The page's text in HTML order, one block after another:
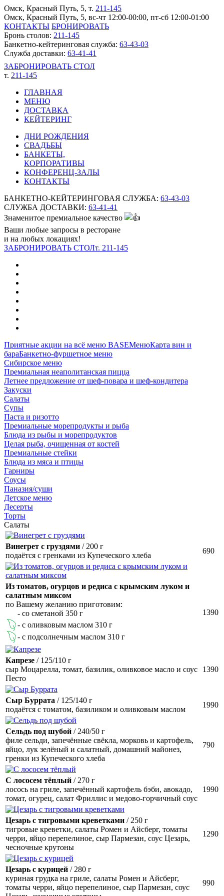
Омск, Красный Путь, 5, т. 211-145
Омск, Красный Путь, 5, вс-чт 12:00-00:00, пт-сб 12:00-01:00
КОНТАКТЫ БРОНИРОВАТЬ
Бронь столов: 211-145
Банкетно-кейтеринговая служба: 63-43-03
Служба доставки: 63-41-41
ЗАБРОНИРОВАТЬ СТОЛ
т. 211-145
ГЛАВНАЯ
МЕНЮ
ДОСТАВКА
КЕЙТЕРИНГ
ДНИ РОЖДЕНИЯ
СВАДЬБЫ
БАНКЕТЫ,
КОРПОРАТИВЫ
КОНФЕРЕНЦ-ЗАЛЫ
КОНТАКТЫ
БАНКЕТНО-КЕЙТЕРИНГОВАЯ СЛУЖБА: 63-43-03
СЛУЖБА ДОСТАВКИ: 63-41-41
Знаменитое премиальное качество
Ваши любые запросы в ресторане
и на любых локациях!
ЗАБРОНИРОВАТЬ СТОЛт. 211-145
Приятные акции на всё меню BASEМенюКарта вин и
бараБанкетно-фуршетное меню
Сибирское меню
Премиальная неаполитанская пицца
Летнее предложение от шеф‑повара и шеф‑кондитера
Закуски
Салаты
Супы
Паста и ризотто
Премиальные морепродукты и рыба
Блюда из рыбы и морепродуктов
Целая рыба, очищенная от костей
Премиальные стейки
Блюда из мяса и птицы
Гарниры
Соусы
Паназия/суши
Детское меню
Десерты
Торты
Салаты
Винегрет с груздями / 200 г
подаётся с гренками из Купеческого хлеба
690
Из томатов, огурцов и редиса с крымским луком и
салатным миксом
по Вашему желанию приготовим:
- со сметаной 350 г
- с оливковым маслом 310 г
- с подсолнечным маслом 310 г
1390
Капрезе / 125/110 г
сыр Моцарелла, томат, базилик, оливковое масло и соус
Песто
1390
Сыр Буррата / 125/140 г
подаётся с томатом, базиликом и оливковым маслом
1990
Сельдь под шубой / 240/50 г
филе сельди, запечённые свёкла, морковь и картофель,
яйцо, лук зелёный и салатный, домашний майонез,
гренки из Купеческого хлеба
790
С лососем тёплый / 270 г
лосось на гриле, запечённый картофель бэби, авокадо,
томат, огурец, салат Фриллис и медово-горчичный соус
1990
Цезарь с тигровыми креветками / 250 г
тигровые креветки, салаты Ромен и Айсберг, томаты
черри, яйцо перепелиное, сыр Пармезан, соус Цезарь,
чесночные крутоны
1290
Цезарь с курицей / 280 г
куриная грудка на гриле, салаты Ромен и Айсберг,
томаты черри, яйцо перепелиное, сыр Пармезан, соус
990